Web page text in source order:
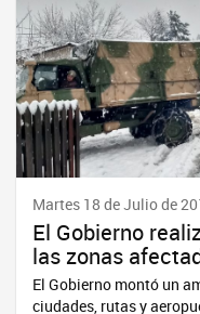
Martes 18 de Julio de
El Gobierno
las zonas
El Gobierno montó un
ciudades, rutas y